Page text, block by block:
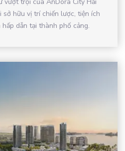
sở hữu vị trí chiến lược, tiện ích
dẫn tại thành phố cảng.